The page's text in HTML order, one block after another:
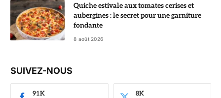
Quiche estivale aux tomates cerises et
aubergines : le secret pour une garniture
fondante
8 août 2026
SUIVEZ-NOUS
91K 8K